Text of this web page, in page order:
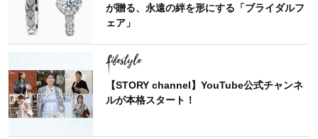
が贈る、永遠の絆を形にする「ブライダルフ
ェア」
Lifestyle
【STORY channel】YouTube公式チャンネ
ルが本格スタート！